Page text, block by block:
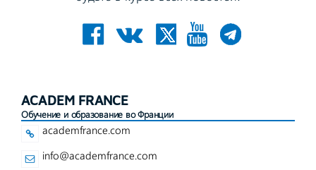
ACADEM FRANCE
Обучение и образование во Франции
academfrance.com
info@academfrance.com